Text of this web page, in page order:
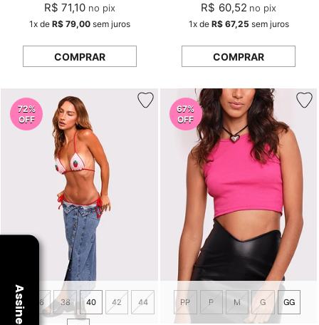
R$ 71,10 no pix
1xde R$ 79,00sem juros
COMPRAR
R$ 60,52 no pix
1xde R$ 67,25 sem juros
COMPRAR
72%
OFF
34 36 38 40 42 44
67%
OFF
PP P M G GG